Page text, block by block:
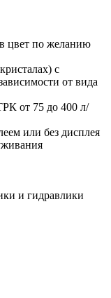
цвет по желанию
с
от вида
от 75 до 400 л/
или без дисплея
и гидравлики